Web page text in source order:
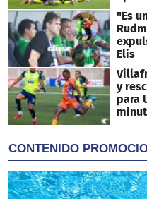
"Es
Elis
y
para